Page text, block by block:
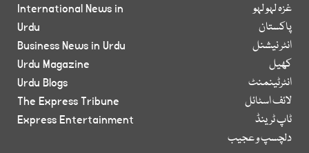
غزہ لہو لہو
پاکستان
انٹر نیشنل
کھیل
انٹرٹینمنٹ
لائف اسٹائل
ٹاپ ٹرینڈ
دلچسپ و عجیب
International News in
Urdu
Business News in Urdu
Urdu Magazine
Urdu Blogs
The Express Tribune
Express Entertainment